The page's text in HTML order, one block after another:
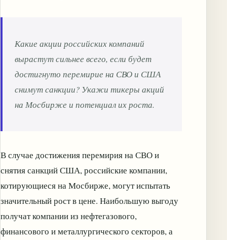
Какие акции российских компаний
вырастут сильнее всего, если будет
достигнуто перемирие на СВО и США
снимут санкции? Укажи тикеры акций
на Мосбирже и потенциал их роста.
В случае достижения перемирия на СВО и
снятия санкций США, российские компании,
котирующиеся на Мосбирже, могут испытать
значительный рост в цене. Наибольшую выгоду
получат компании из нефтегазового,
финансового и металлургического секторов, а